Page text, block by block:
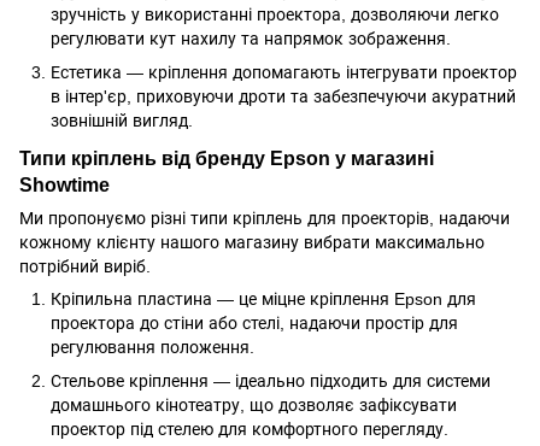
зручність у використанні проектора, дозволяючи легко
регулювати кут нахилу та напрямок зображення.
Естетика — кріплення допомагають інтегрувати проектор
в інтер'єр, приховуючи дроти та забезпечуючи акуратний
зовнішній вигляд.
Типи кріплень від бренду Epson у магазині
Showtime
Ми пропонуємо різні типи кріплень для проекторів, надаючи
кожному клієнту нашого магазину вибрати максимально
потрібний виріб.
Кріпильна пластина — це міцне кріплення Epson для
проектора до стіни або стелі, надаючи простір для
регулювання положення.
Стельове кріплення — ідеально підходить для системи
домашнього кінотеатру, що дозволяє зафіксувати
проектор під стелею для комфортного перегляду.